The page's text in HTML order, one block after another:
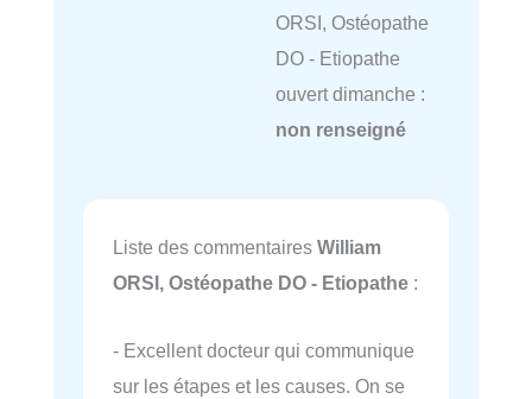
ORSI, Ostéopathe
DO - Etiopathe
ouvert dimanche :
non renseigné
Liste des commentaires William
ORSI, Ostéopathe DO - Etiopathe :
- Excellent docteur qui communique
sur les étapes et les causes. On se